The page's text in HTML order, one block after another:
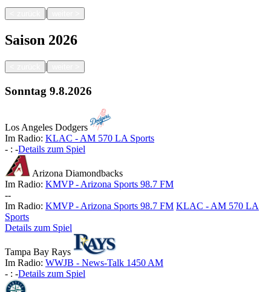
|
Saison 2026
|
Sonntag 9.8.2026
Los Angeles Dodgers
Im Radio: KLAC - AM 570 LA Sports
- : -Details zum Spiel
Arizona Diamondbacks
Im Radio: KMVP - Arizona Sports 98.7 FM
--
Im Radio: KMVP - Arizona Sports 98.7 FM KLAC - AM 570 LA
Sports
Details zum Spiel
Tampa Bay Rays
Im Radio: WWJB - News-Talk 1450 AM
- : -Details zum Spiel